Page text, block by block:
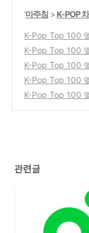
'마주침 > K-POP
K-Pop Top 100
주차 주간 차트
K-Pop Top 100
주차 주간 차트
K-Pop Top 100
주차 주간 차트
K-Pop Top 100
차 주간 차트
K-Pop Top 100
관련글